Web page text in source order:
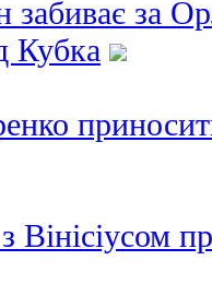
забиває за
Кубка
Вінісіусом